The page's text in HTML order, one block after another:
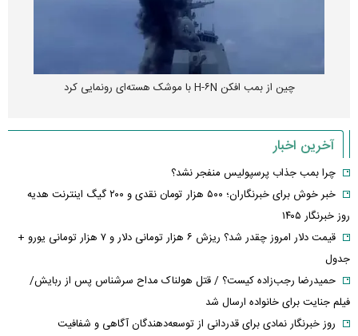
چین از بمب افکن H-۶N با موشک هسته‌ای رونمایی کرد
آخرین اخبار
چرا بمب جذاب پرسپولیس منفجر نشد؟
خبر خوش برای خبرنگاران؛ ۵۰۰ هزار تومان نقدی و ۲۰۰ گیگ اینترنت هدیه
روز خبرنگار ۱۴۰۵
قیمت دلار امروز چقدر شد؟ ریزش ۶ هزار تومانی دلار و ۷ هزار تومانی یورو +
جدول
حمیدرضا رجب‌زاده کیست؟ / قتل هولناک مداح سرشناس پس از ربایش/
فیلم جنایت برای خانواده ارسال شد
روز خبرنگار نمادی برای قدردانی از توسعه‌دهندگان آگاهی و شفافیت